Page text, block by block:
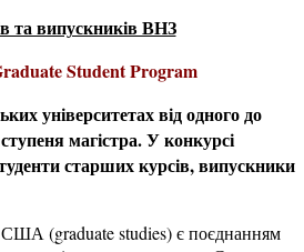
та випускників ВНЗ
Student Program
університетах від одного до
магістра. У конкурсі
старших курсів, випускники
США (graduate studies) є поєднанням